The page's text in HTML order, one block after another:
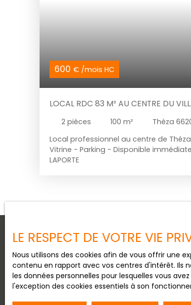
600 € /mois HC
LOCAL RDC 83 M² AU CENTRE DU
2 pièces 100 m² Théza
Local professionnel au centre de Théza
Vitrine - Parking - Disponible
LAPORTE
Vous ne trouvez pas
la location que vous
LE RESPECT DE VOTRE VIE
Nous utilisons des cookies afin de vous offrir une
contenu en rapport avec vos centres d'intérêt. Ils
les données personnelles pour lesquelles vous
l'exception des cookies essentiels à son